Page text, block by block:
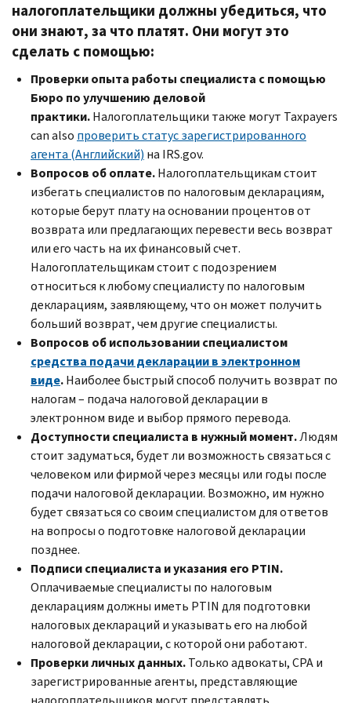
налогоплательщики должны убедиться, что
они знают, за что платят. Они могут это
сделать с помощью:
Проверки опыта работы специалиста с помощью
Бюро по улучшению деловой
практики.Налогоплательщики также могут Taxpayers
can also проверить статус зарегистрированного
агента (Английский) на IRS.gov.
Вопросов об оплате.Налогоплательщикам стоит
избегать специалистов по налоговым декларациям,
которые берут плату на основании процентов от
возврата или предлагающих перевести весь возврат
или его часть на их финансовый счет.
Налогоплательщикам стоит с подозрением
относиться к любому специалисту по налоговым
декларациям, заявляющему, что он может получить
больший возврат, чем другие специалисты.
Вопросов об использовании специалистом
средства подачи декларации в электронном
виде.Наиболее быстрый способ получить возврат по
налогам – подача налоговой декларации в
электронном виде и выбор прямого перевода.
Доступности специалиста в нужный момент.Людям
стоит задуматься, будет ли возможность связаться с
человеком или фирмой через месяцы или годы после
подачи налоговой декларации. Возможно, им нужно
будет связаться со своим специалистом для ответов
на вопросы о подготовке налоговой декларации
позднее.
Подписи специалиста и указания его PTIN.
Оплачиваемые специалисты по налоговым
декларациям должны иметь PTIN для подготовки
налоговых деклараций и указывать его на любой
налоговой декларации, с которой они работают.
Проверки личных данных.Только адвокаты,CPAи
зарегистрированные агенты, представляющие